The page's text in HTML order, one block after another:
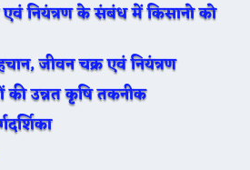
नियंत्रण के संबंध में किसानो को
जीवन चक्र एवं नियंत्रण
उन्नत कृषि तकनीक